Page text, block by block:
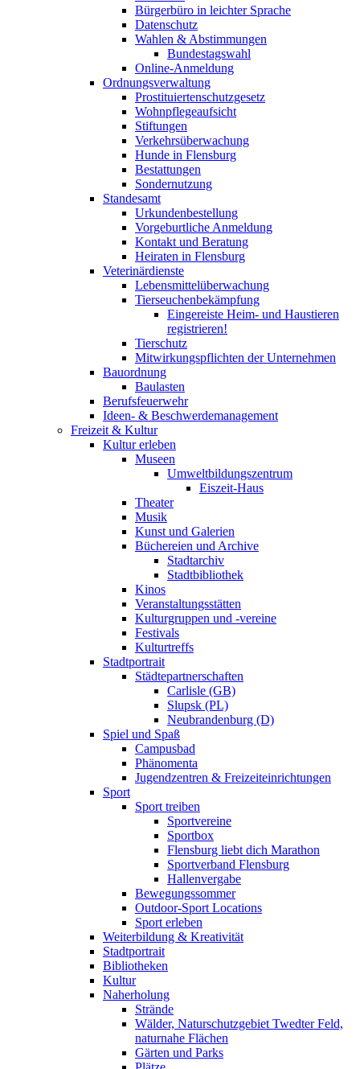
Bürgerbüro in leichter Sprache
Datenschutz
Wahlen & Abstimmungen
Bundestagswahl
Online-Anmeldung
Ordnungsverwaltung
Prostituiertenschutzgesetz
Wohnpflegeaufsicht
Stiftungen
Verkehrsüberwachung
Hunde in Flensburg
Bestattungen
Sondernutzung
Standesamt
Urkundenbestellung
Vorgeburtliche Anmeldung
Kontakt und Beratung
Heiraten in Flensburg
Veterinärdienste
Lebensmittelüberwachung
Tierseuchenbekämpfung
Eingereiste Heim- und Haustieren
registrieren!
Tierschutz
Mitwirkungspflichten der Unternehmen
Bauordnung
Baulasten
Berufsfeuerwehr
Ideen- & Beschwerdemanagement
Freizeit & Kultur
Kultur erleben
Museen
Umweltbildungszentrum
Eiszeit-Haus
Theater
Musik
Kunst und Galerien
Büchereien und Archive
Stadtarchiv
Stadtbibliothek
Kinos
Veranstaltungsstätten
Kulturgruppen und -vereine
Festivals
Kulturtreffs
Stadtportrait
Städtepartnerschaften
Carlisle (GB)
Slupsk (PL)
Neubrandenburg (D)
Spiel und Spaß
Campusbad
Phänomenta
Jugendzentren & Freizeiteinrichtungen
Sport
Sport treiben
Sportvereine
Sportbox
Flensburg liebt dich Marathon
Sportverband Flensburg
Hallenvergabe
Bewegungssommer
Outdoor-Sport Locations
Sport erleben
Weiterbildung & Kreativität
Stadtportrait
Bibliotheken
Kultur
Naherholung
Strände
Wälder, Naturschutzgebiet Twedter Feld,
naturnahe Flächen
Gärten und Parks